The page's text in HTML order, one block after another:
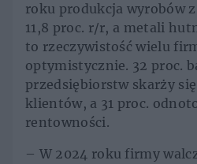
roku produkcja wyrobów
11,8 proc. r/r, a metali
to rzeczywistość wielu
optymistycznie. 32 proc.
przedsiębiorstw skarży
klientów, a 31 proc.
rentowności.
– W 2024 roku firmy